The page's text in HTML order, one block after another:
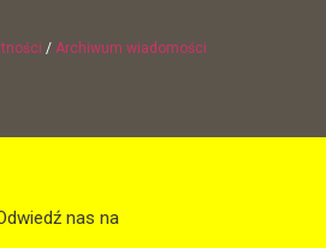
/ Archiwum wiadomości
nas na